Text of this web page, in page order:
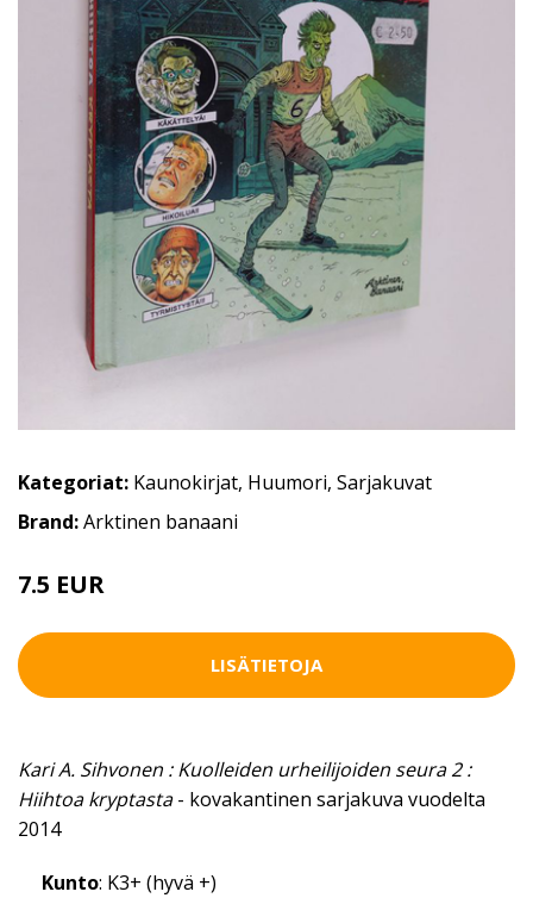
Kategoriat: Kaunokirjat, Huumori, Sarjakuvat
Brand:Arktinen banaani
7.5 EUR
LISÄTIETOJA
Kari A. Sihvonen : Kuolleiden urheilijoiden seura 2 :
Hiihtoa kryptasta- kovakantinen sarjakuva vuodelta
2014
Kunto: K3+ (hyvä +)